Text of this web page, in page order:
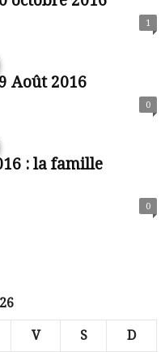
1
Août 2016
0
: la famille
0
V S D